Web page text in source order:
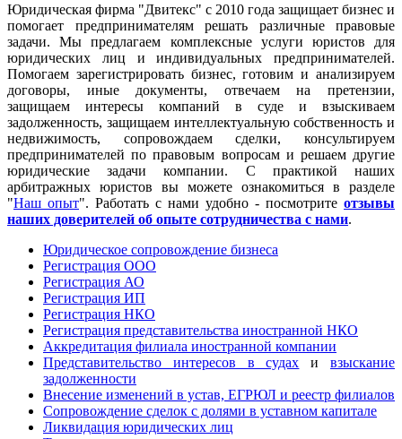
Юридическая фирма "Двитекс" с 2010 года защищает бизнес и
помогает предпринимателям решать различные правовые
задачи. Мы предлагаем комплексные услуги юристов для
юридических лиц и индивидуальных предпринимателей.
Помогаем зарегистрировать бизнес, готовим и анализируем
договоры, иные документы, отвечаем на претензии,
защищаем интересы компаний в суде и взыскиваем
задолженность, защищаем интеллектуальную собственность и
недвижимость, сопровождаем сделки, консультируем
предпринимателей по правовым вопросам и решаем другие
юридические задачи компании. С практикой наших
арбитражных юристов вы можете ознакомиться в разделе
"Наш опыт". Работать с нами удобно - посмотрите отзывы
наших доверителей об опыте сотрудничества с нами.
Юридическое сопровождение бизнеса
Регистрация ООО
Регистрация АО
Регистрация ИП
Регистрация НКО
Регистрация представительства иностранной НКО
Аккредитация филиала иностранной компании
Представительство интересов в судах ивзыскание
задолженности
Внесение изменений в устав, ЕГРЮЛ и реестр филиалов
Сопровождение сделок с долями в уставном капитале
Ликвидация юридических лиц